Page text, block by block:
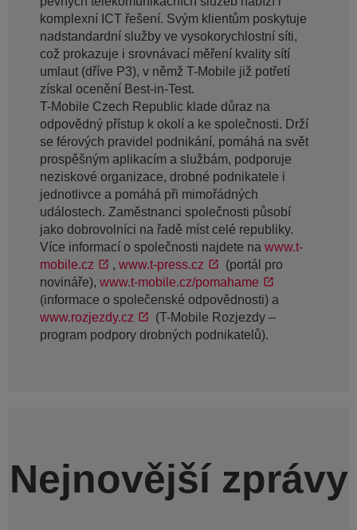
komplexní ICT řešení. Svým klientům poskytuje
nadstandardní služby ve vysokorychlostní síti,
což prokazuje i srovnávací měření kvality sítí
umlaut (dříve P3), v němž T-Mobile již potřetí
získal ocenění Best-in-Test.
T-Mobile Czech Republic klade důraz na
odpovědný přístup k okolí a ke společnosti. Drží
se férových pravidel podnikání, pomáhá na svět
prospěšným aplikacím a službám, podporuje
neziskové organizace, drobné podnikatele i
jednotlivce a pomáhá při mimořádných
událostech. Zaměstnanci společnosti působí
jako dobrovolníci na řadě míst celé republiky.
Více informací o společnosti najdete na www.t-
mobile.cz
, www.t-press.cz
(portál pro
novináře), www.t-mobile.cz/pomahame
(informace o společenské odpovědnosti) a
www.rozjezdy.cz
(T-Mobile Rozjezdy –
program podpory drobných podnikatelů).
Nejnovější zprávy